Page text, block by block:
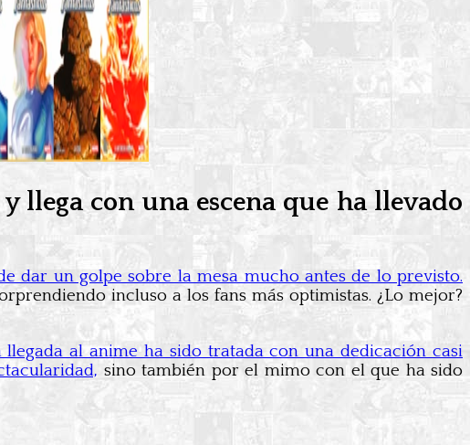
llega con una escena que ha llevado
dar un golpe sobre la mesa mucho antes de lo previsto.
incluso a los fans más optimistas. ¿Lo mejor?
llegada al anime ha sido tratada con una dedicación casi
sino también por el mimo con el que ha sido